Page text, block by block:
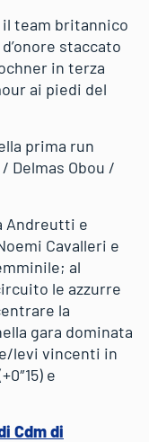
team britannico
staccato
in terza
ai piedi del
prima run
Delmas Obou /
Andreutti e
Cavalleri e
al
le azzurre
la
gara dominata
levi vincenti in
e
Cdm di